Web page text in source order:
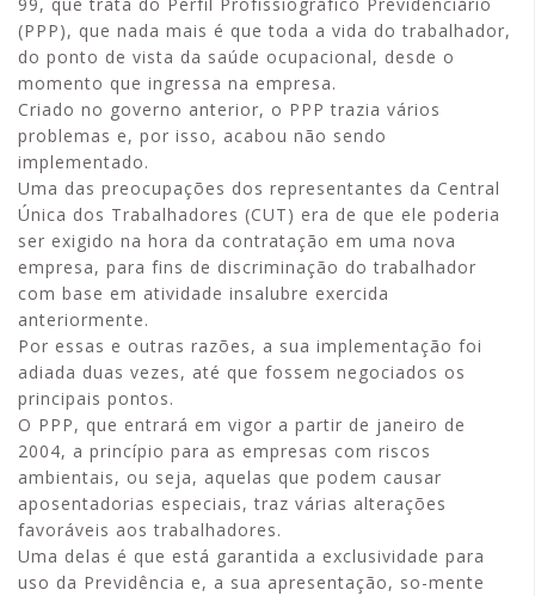
(PPP), que nada mais é que toda a vida do trabalhador,
do ponto de vista da saúde ocupacional, desde o
momento que ingressa na empresa.
Criado no governo anterior, o PPP trazia vários
problemas e, por isso, acabou não sendo
implementado.
Uma das preocupações dos representantes da Central
Única dos Trabalhadores (CUT) era de que ele poderia
ser exigido na hora da contratação em uma nova
empresa, para fins de discriminação do trabalhador
com base em atividade insalubre exercida
anteriormente.
Por essas e outras razões, a sua implementação foi
adiada duas vezes, até que fossem negociados os
principais pontos.
O PPP, que entrará em vigor a partir de janeiro de
2004, a princípio para as empresas com riscos
ambientais, ou seja, aquelas que podem causar
aposentadorias especiais, traz várias alterações
favoráveis aos trabalhadores.
Uma delas é que está garantida a exclusividade para
uso da Previdência e, a sua apresentação, so-mente